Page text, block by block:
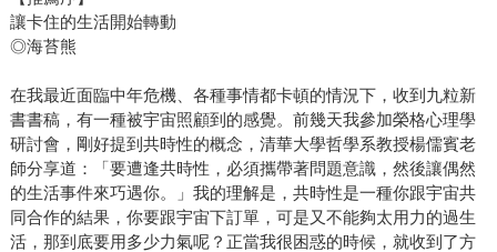
讓卡住的生活開始轉動
◎海苔熊
在我最近面臨中年危機、各種事情都卡頓的情況下，收到九粒新
書書稿，有一種被宇宙照顧到的感覺。前幾天我參加榮格心理學
研討會，剛好提到共時性的概念，清華大學哲學系教授楊儒賓老
師分享道：「要遭逢共時性，必須攜帶著問題意識，然後讓偶然
的生活事件來巧遇你。」我的理解是，共時性是一種你跟宇宙共
同合作的結果，你要跟宇宙下訂單，可是又不能夠太用力的過生
活，那到底要用多少力氣呢？正當我很困惑的時候，就收到了方